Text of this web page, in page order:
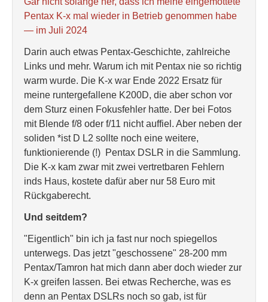
Pentax K-x mal wieder in Betrieb genommen habe
— im Juli 2024
Darin auch etwas Pentax-Geschichte, zahlreiche
Links und mehr. Warum ich mit Pentax nie so richtig
warm wurde. Die K-x war Ende 2022 Ersatz für
meine runtergefallene K200D, die aber schon vor
dem Sturz einen Fokusfehler hatte. Der bei Fotos
mit Blende f/8 oder f/11 nicht auffiel. Aber neben der
soliden *ist D L2 sollte noch eine weitere,
funktionierende (!) Pentax DSLR in die Sammlung.
Die K-x kam zwar mit zwei vertretbaren Fehlern
inds Haus, kostete dafür aber nur 58 Euro mit
Rückgaberecht.
Und seitdem?
"Eigentlich" bin ich ja fast nur noch spiegellos
unterwegs. Das jetzt "geschossene" 28-200 mm
Pentax/Tamron hat mich dann aber doch wieder zur
K-x greifen lassen. Bei etwas Recherche, was es
denn an Pentax DSLRs noch so gab, ist für